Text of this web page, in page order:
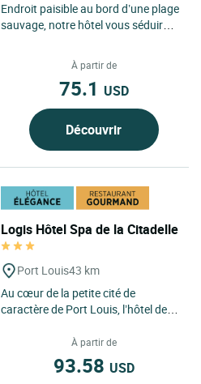
Endroit paisible au bord d’une plage
sauvage, notre hôtel vous séduira
À partir de
75.1 USD
Découvrir
Logis Hôtel Spa de la Citadelle
Port Louis43 km
Au cœur de la petite cité de
caractère de Port Louis, l’hôtel de
pas des plages....À partir de
93.58 USD